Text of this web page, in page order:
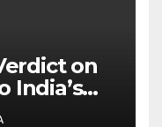
on
India’s